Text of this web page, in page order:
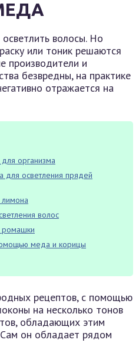
волосы. Но
или тоник решаются
производители и
безвредны, на практике
отражается на
организма
для осветления прядей
волос
ромашки
меда и корицы
рецептов, с помощью
на несколько тонов
обладающих этим
он обладает рядом